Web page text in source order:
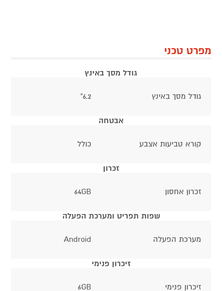
מפרט טכני
גודל מסך באינץ
גודל מסך באינץ 6.2"
אבטחה
קורא טביעות אצבע כולל
זכרון
זכרון אחסון 64GB
שפות תפריט ומערכת הפעלה
מערכת הפעלה Android
זיכרון פנימי
זיכרון פנימי 6GB